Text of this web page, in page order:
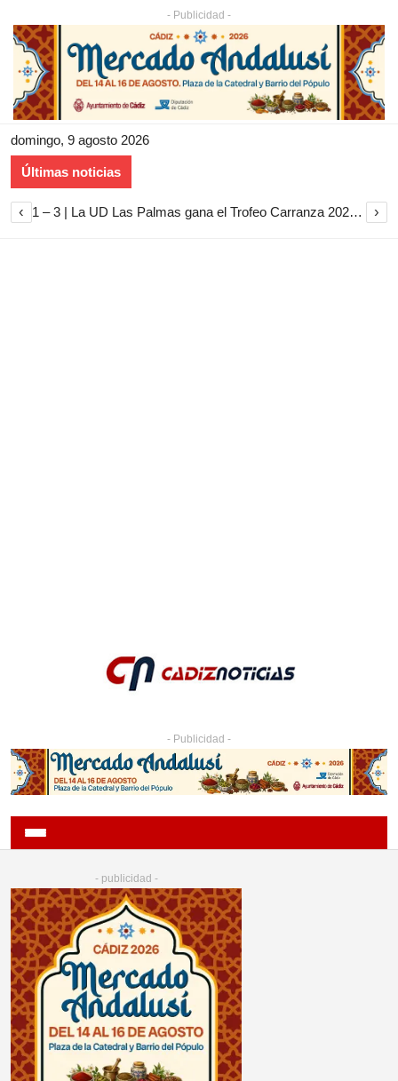
- Publicidad -
domingo, 9 agosto 2026
Últimas noticias
‹ 1 – 3 | La UD Las Palmas gana el Trofeo Carranza 2026 tras imponerse al Cádiz CF ›
- Publicidad -
- publicidad -